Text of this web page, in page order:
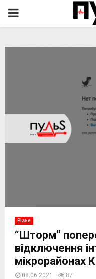
PRIMARY
Різне
“Шторм”
відключення
мікрорайонах
08.06.2021 87